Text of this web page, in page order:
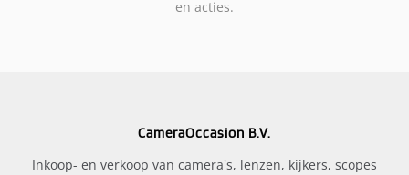
en acties.
CameraOccasion B.V.
Inkoop- en verkoop van camera's, lenzen, kijkers, scopes